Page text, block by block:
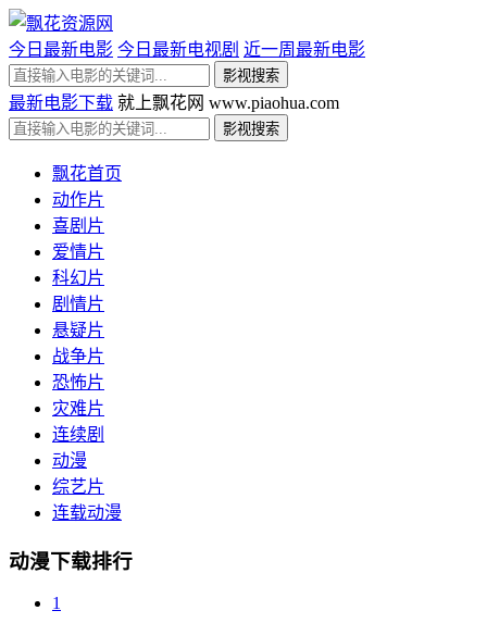
今日最新电影 今日最新电视剧 近一周最新电影
最新电影下载 就上飘花网 www.piaohua.com
飘花首页
动作片
喜剧片
爱情片
科幻片
剧情片
悬疑片
战争片
恐怖片
灾难片
连续剧
动漫
综艺片
连载动漫
动漫下载排行
1